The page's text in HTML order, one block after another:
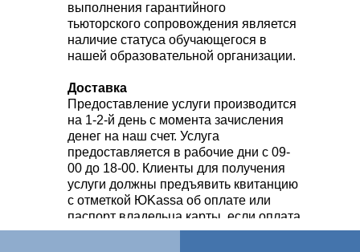
выполнения гарантийного
тьюторского сопровождения является
наличие статуса обучающегося в
нашей образовательной организации.
Доставка
Предоставление услуги производится
на 1-2-й день с момента зачисления
денег на наш счет. Услуга
предоставляется в рабочие дни с 09-
00 до 18-00. Клиенты для получения
услуги должны предъявить квитанцию
с отметкой ЮKassa об оплате или
паспорт владельца карты, если оплата
произведена по банковской карте.